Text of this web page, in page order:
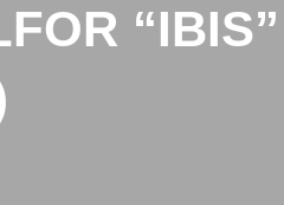
“IBIS”